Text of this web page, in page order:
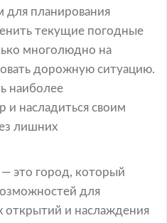
планирования
текущие погодные
многолюдно на
дорожную ситуацию.
наиболее
насладиться своим
лишних
это город, который
для
открытий и наслаждения